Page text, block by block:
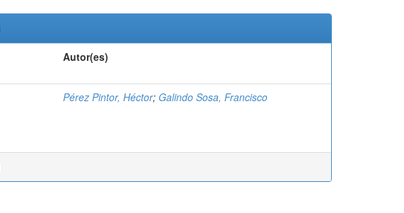
Autor(es)
Pérez Pintor, Héctor; Galindo Sosa, Francisco